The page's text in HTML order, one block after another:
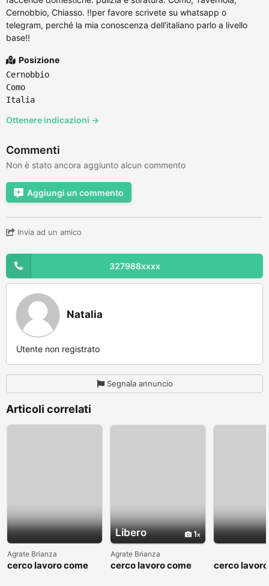
Cernobbio, Chiasso. !!per favore scrivete su whatsapp o
telegram, perché la mia conoscenza dell'italiano parlo a livello
base!!
Posizione
Cernobbio
Como
Italia
Ottenere indicazioni →
Commenti
Non è stato ancora aggiunto alcun commento
Aggiungi un commento
Invia ad un amico
327988xxxx
Natalia
Utente non registrato
Segnala annuncio
Articoli correlati
Agrate Brianza
cerco lavoro come
Libero 1
Agrate Brianza
cerco lavoro come
cerco